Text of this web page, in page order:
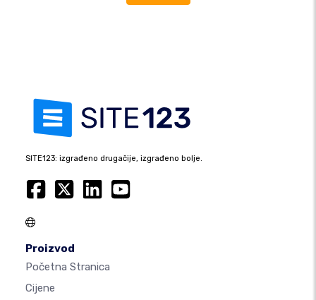
SITE123: izgrađeno drugačije, izgrađeno bolje.
Proizvod
Početna Stranica
Cijene